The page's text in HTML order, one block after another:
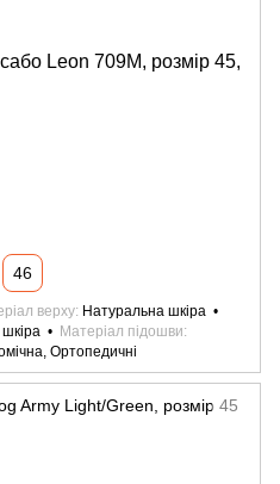
Leon 709M, розмір 45,
46
верху Натуральна шкіра
Матеріал підошви
Ортопедичні